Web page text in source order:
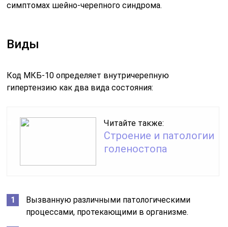
симптомах шейно-черепного синдрома.
Виды
Код МКБ-10 определяет внутричерепную
гипертензию как два вида состояния:
Читайте также:
Строение и патологии
голеностопа
Вызванную различными патологическими
процессами, протекающими в организме.